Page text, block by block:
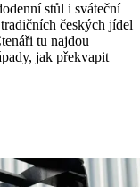
stůl i sváteční
českých jídel
tu najdou
jak překvapit